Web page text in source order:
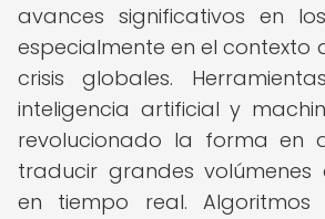
avances significativos en
especialmente en el contexto
crisis globales.
inteligencia artificial y
revolucionado la forma en
traducir grandes volúmenes
en tiempo real. Algoritmos